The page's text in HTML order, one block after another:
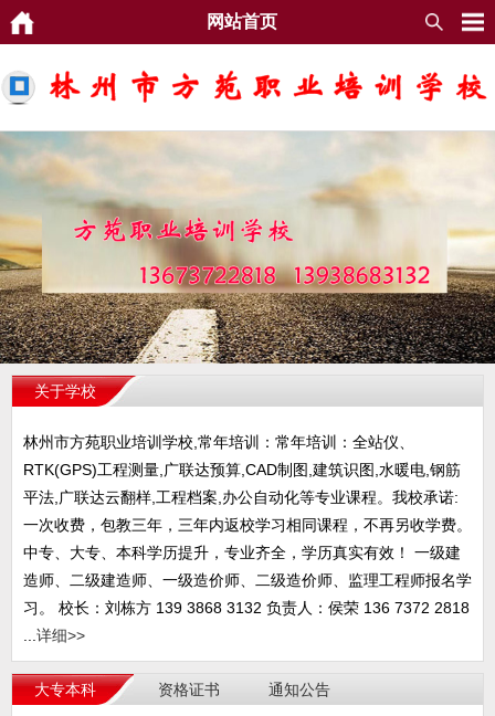
网站首页
关于学校
林州市方苑职业培训学校,常年培训：常年培训：全站仪、
RTK(GPS)工程测量,广联达预算,CAD制图,建筑识图,水暖电,钢筋
平法,广联达云翻样,工程档案,办公自动化等专业课程。我校承诺:
一次收费，包教三年，三年内返校学习相同课程，不再另收学费。
中专、大专、本科学历提升，专业齐全，学历真实有效！ 一级建
造师、二级建造师、一级造价师、二级造价师、监理工程师报名学
习。 校长：刘栋方 139 3868 3132 负责人：侯荣 136 7372 2818
...详细>>
大专本科 资格证书 通知公告